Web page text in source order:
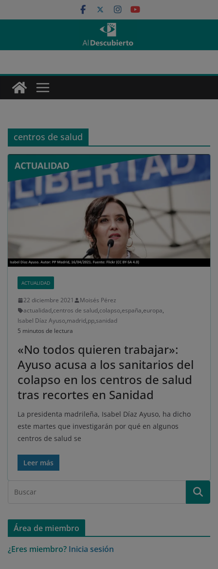
al
centros de salud
ACTUALIDAD
22 diciembre 2021
Moisés Pérez
actualidad,centros de salud,colapso,españa,europa,
Isabel Díaz Ayuso,madrid,pp,sanidad
5 minutos de lectura
«No todos quieren trabajar»:
Ayuso acusa a los sanitarios del
colapso en los centros de salud
tras recortes en Sanidad
La presidenta madrileña, Isabel Díaz Ayuso, ha dicho
este martes que investigarán por qué en algunos
centros de salud se
Leer más
Área de miembro
¿Eres miembro? Inicia sesión